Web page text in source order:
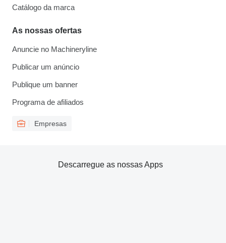
Catálogo da marca
As nossas ofertas
Anuncie no Machineryline
Publicar um anúncio
Publique um banner
Programa de afiliados
Empresas
Descarregue as nossas Apps